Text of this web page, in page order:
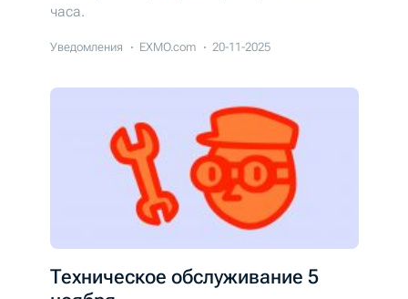
часа.
Уведомления EXMO.com 20-11-2025
Техническое обслуживание 5